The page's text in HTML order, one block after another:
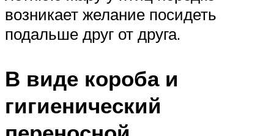
возникает желание посидеть
подальше друг от друга.
В виде короба и
гигиенический